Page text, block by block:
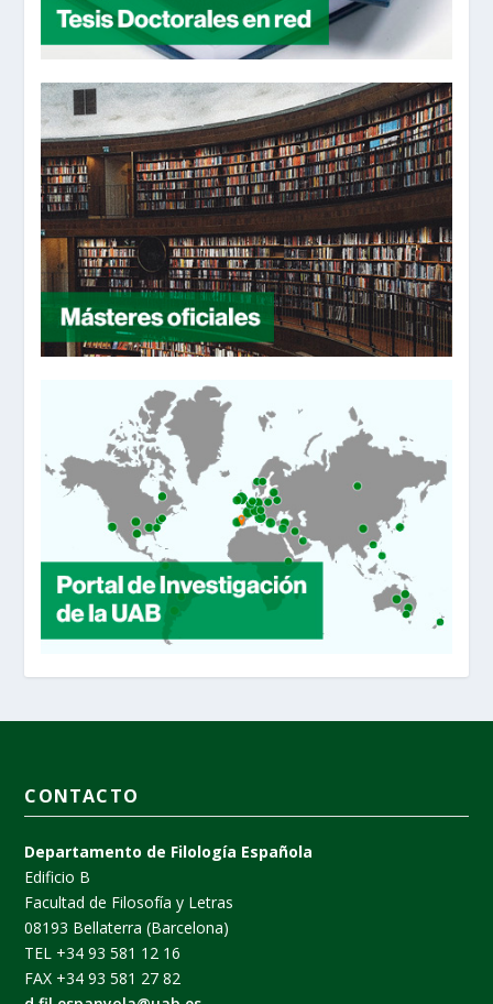
CONTACTO
Departamento de Filología Española
Edificio B
Facultad de Filosofía y Letras
08193 Bellaterra (Barcelona)
TEL +34 93 581 12 16
FAX +34 93 581 27 82